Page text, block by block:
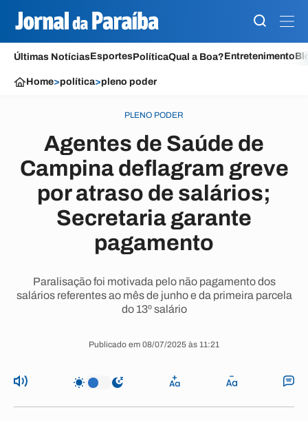
Últimas NotíciasEsportesPolíticaQual a Boa?Entretenimento
Home>política>pleno poder
PLENO PODER
Agentes de Saúde de
Campina deflagram greve
por atraso de salários;
Secretaria garante
pagamento
Paralisação foi motivada pelo não pagamento dos
salários referentes ao mês de junho e da primeira parcela
do 13º salário
Publicado em 08/07/2025 às 11:21